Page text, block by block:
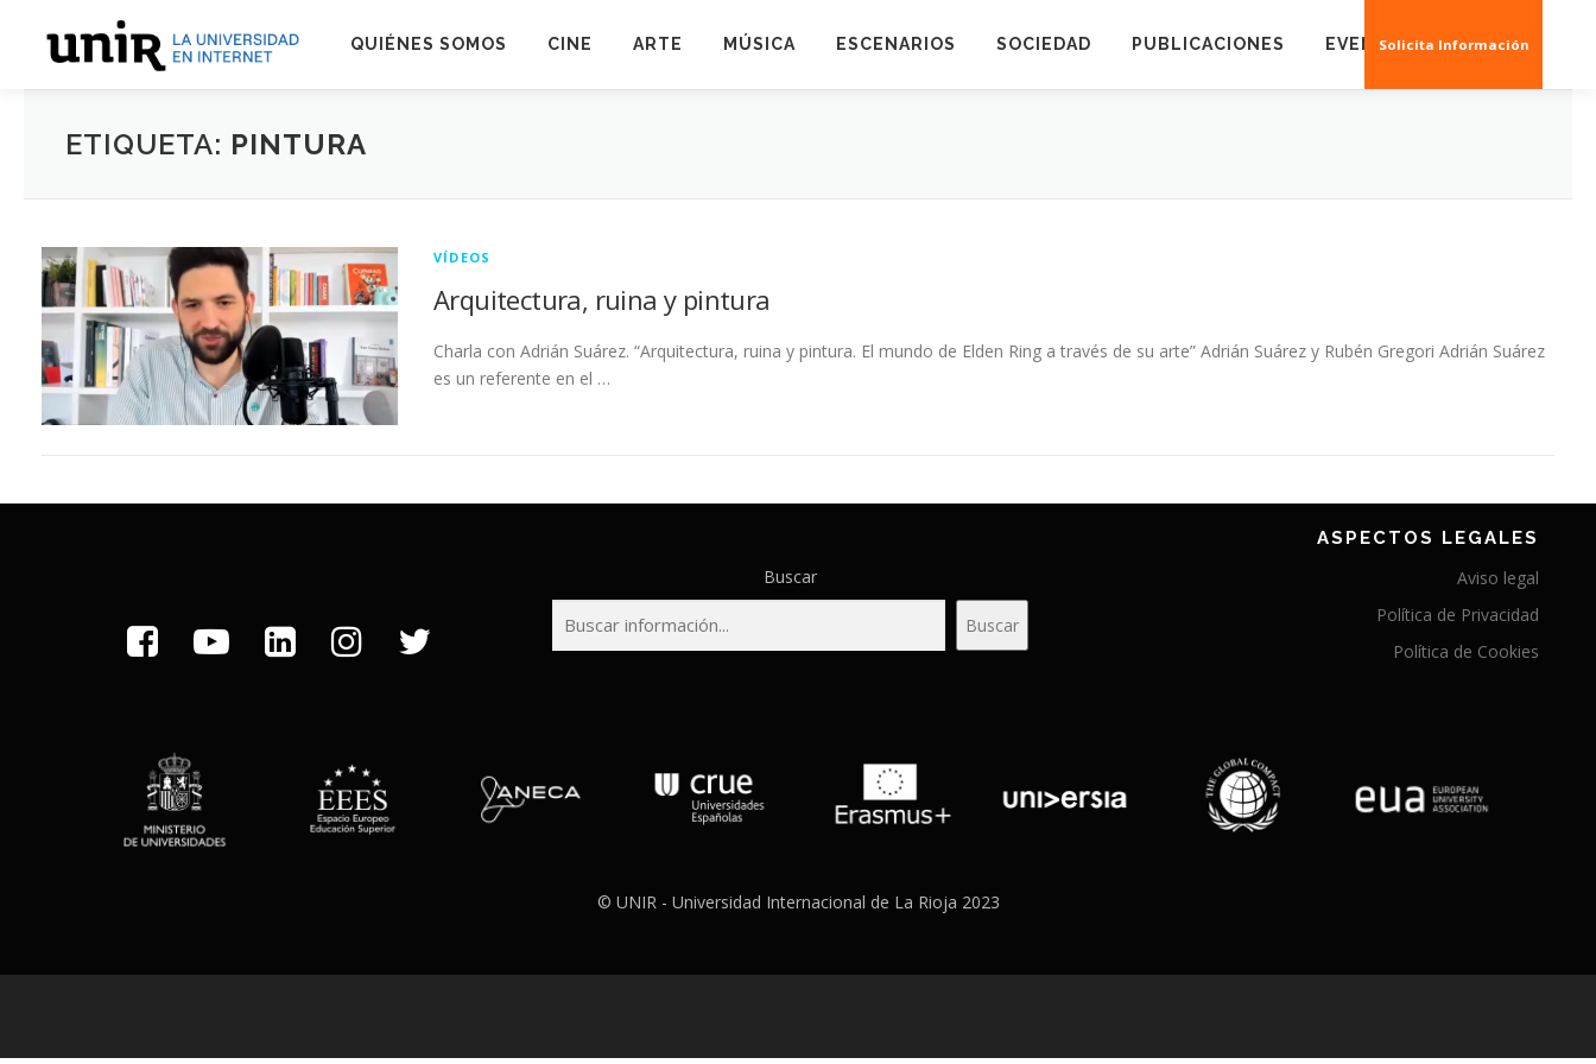
content
QUIÉNES SOMOS CINE ARTE MÚSICA ESCENARIOS SOCIEDAD PUBLICACIONES EVENTOS CREAS 3D
ETIQUETA: PINTURA
VÍDEOS
Arquitectura, ruina y pintura
Charla con Adrián Suárez. “Arquitectura, ruina y pintura. El mundo de Elden Ring a través de su arte” Adrián Suárez y Rubén Gregori Adrián Suárez
es un referente en el …
Buscar
Buscar
Solicita Información
ASPECTOS LEGALES
Aviso legal
Política de Privacidad
Política de Cookies
© UNIR - Universidad Internacional de La Rioja 2023